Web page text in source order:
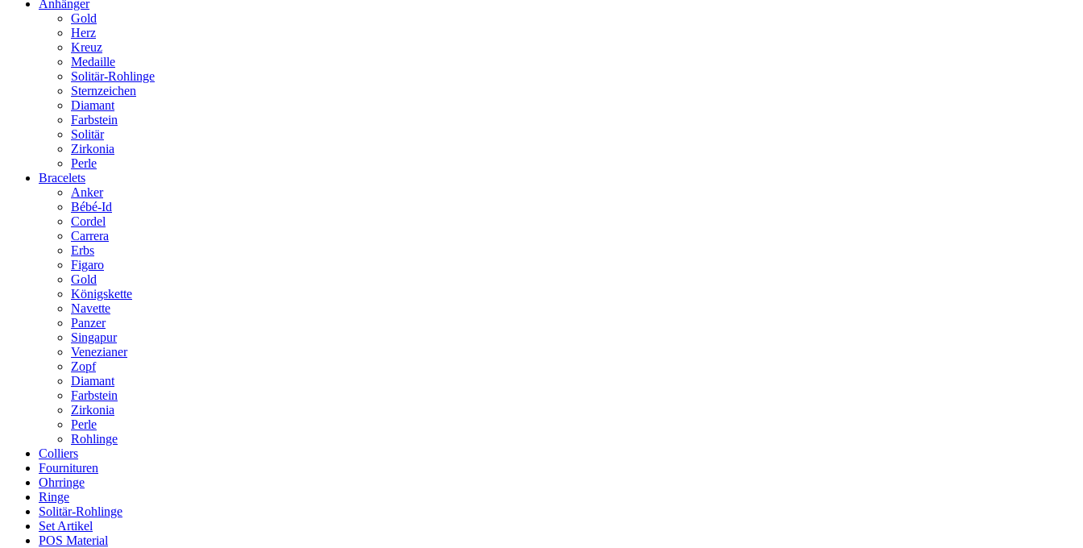
Anhänger
Gold
Herz
Kreuz
Medaille
Solitär-Rohlinge
Sternzeichen
Diamant
Farbstein
Solitär
Zirkonia
Perle
Bracelets
Anker
Bébé-Id
Cordel
Carrera
Erbs
Figaro
Gold
Königskette
Navette
Panzer
Singapur
Venezianer
Zopf
Diamant
Farbstein
Zirkonia
Perle
Rohlinge
Colliers
Fournituren
Ohrringe
Ringe
Solitär-Rohlinge
Set Artikel
POS Material